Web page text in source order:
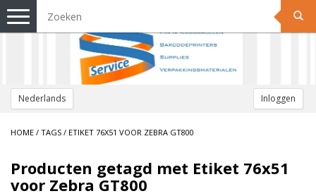
Nederlands Inloggen
Toggle
navigation
HOME / TAGS / ETIKET 76X51 VOOR ZEBRA GT800
Producten getagd met Etiket 76x51
voor Zebra GT800